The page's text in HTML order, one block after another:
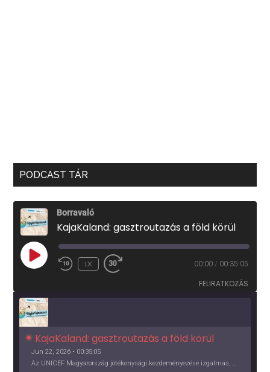
PODCAST TÁR
Borravaló
KajaKaland: gasztroutazás a föld körül
PLAY
EPISODE
1X 00:00 / 00:35:05
FELIRATKOZÁS
KajaKaland: gasztroutazás a föld körül
Jun 22, 2026 • 00:35:05